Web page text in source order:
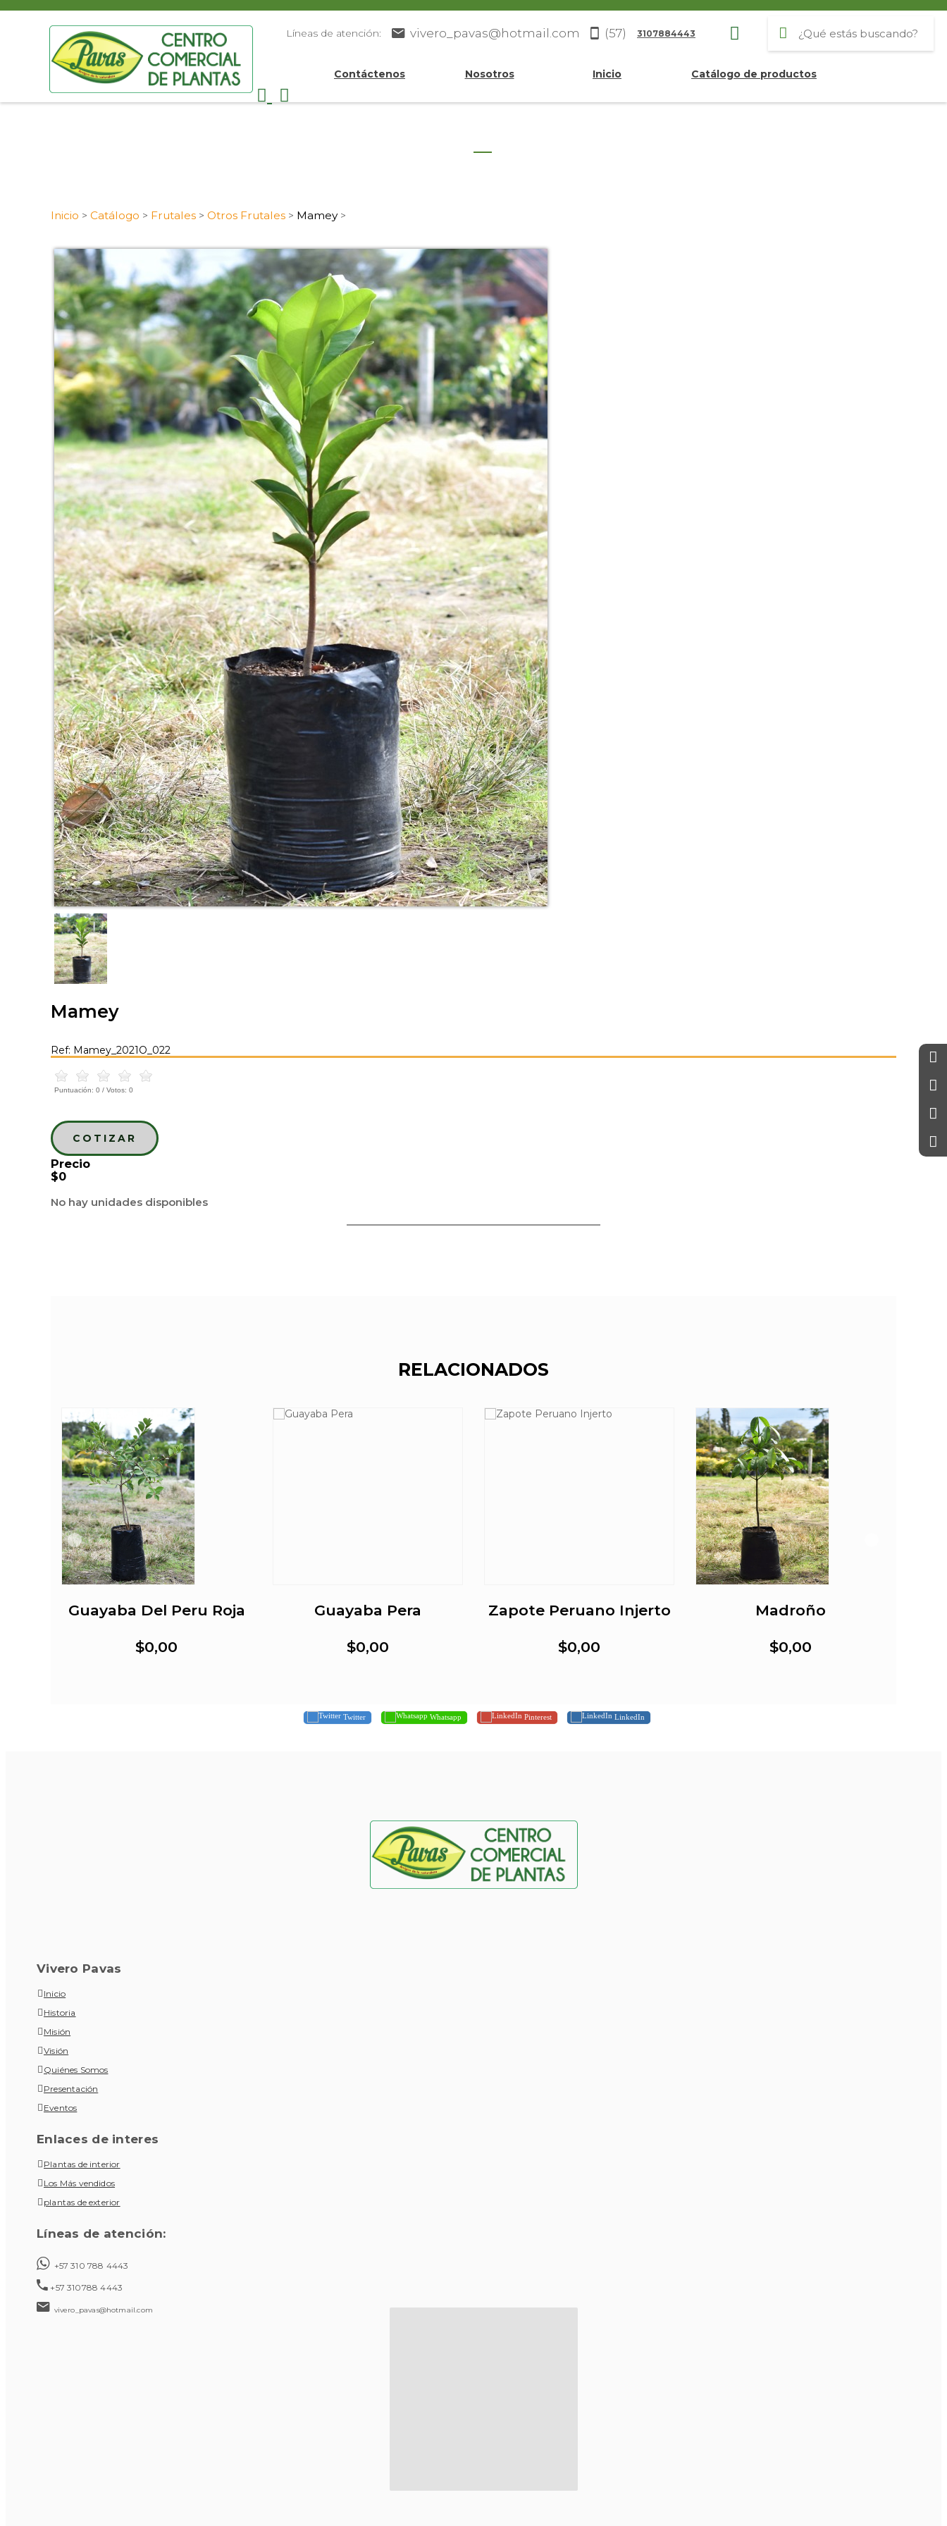
Líneas de atención: vivero_pavas@hotmail.com (57) 3107884443
Contáctenos Nosotros Inicio Catálogo de productos
Inicio > Catálogo > Frutales > Otros Frutales > Mamey >
Mamey
Ref: Mamey_2021O_022
Puntuación: 0 / Votos: 0
COTIZAR
Precio
$0
No hay unidades disponibles
RELACIONADOS
Guayaba Del Peru Roja
$0,00
Guayaba Pera
$0,00
Zapote Peruano Injerto
$0,00
Madroño
$0,00
Twitter Whatsapp Pinterest LinkedIn
Vivero Pavas
Inicio
Historia
Misión
Visión
Quiénes Somos
Presentación
Eventos
Enlaces de interes
Plantas de interior
Los Más vendidos
plantas de exterior
Líneas de atención:
+57 310 788 4443
+57 310788 4443
vivero_pavas@hotmail.com